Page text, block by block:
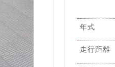
年式
走行距離